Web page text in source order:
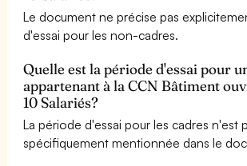
Le document ne précise pas
d'essai pour les non-cadres.
Quelle est la période d'essai pour
appartenant à la CCN Bâtiment
10 Salariés?
La période d'essai pour les cadres n'est
spécifiquement mentionnée dans le